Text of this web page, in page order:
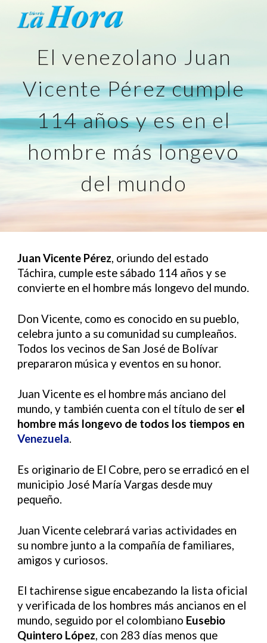
Skip to main content
El venezolano Juan
Vicente Pérez cumple
114 años y es en el
hombre más longevo
del mundo
Juan Vicente Pérez, oriundo del estado
Táchira, cumple este sábado 114 años y se
convierte en el hombre más longevo del mundo.
Don Vicente, como es conocido en su pueblo,
celebra junto a su comunidad su cumpleaños.
Todos los vecinos de San José de Bolívar
prepararon música y eventos en su honor.
Juan Vicente es el hombre más anciano del
mundo, y también cuenta con el título de ser el
hombre más longevo de todos los tiempos en
Venezuela.
Es originario de El Cobre, pero se erradicó en el
municipio José María Vargas desde muy
pequeño.
Juan Vicente celebrará varias actividades en
su nombre junto a la compañía de familiares,
amigos y curiosos.
El tachirense sigue encabezando la lista oficial
y verificada de los hombres más ancianos en el
mundo, seguido por el colombiano Eusebio
Quintero López, con 283 días menos que